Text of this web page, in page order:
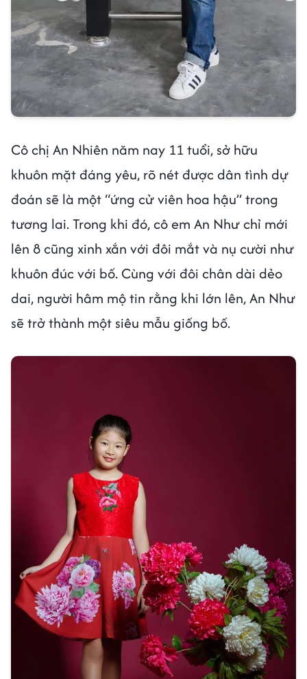
Cô chị An Nhiên năm nay 11 tuổi, sở hữu
khuôn mặt đáng yêu, rõ nét được dân tình dự
đoán sẽ là một “ứng cử viên hoa hậu” trong
tương lai. Trong khi đó, cô em An Như chỉ mới
lên 8 cũng xinh xắn với đôi mắt và nụ cười như
khuôn đúc với bố. Cùng với đôi chân dài dẻo
dai, người hâm mộ tin rằng khi lớn lên, An Như
sẽ trở thành một siêu mẫu giống bố.